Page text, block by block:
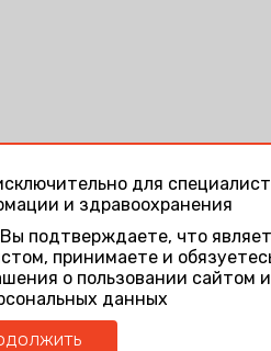
в ФГБУ «Поликлиника № 1»
семинар «Новое
— современная
диабета» при участии
для
и здравоохранения
подтверждаете, что
принимаете и
о пользовании сайтом и
данных